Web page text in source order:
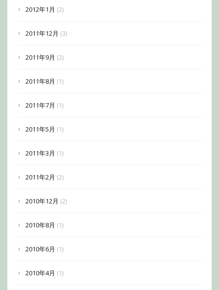
2012年1月 (2)
2011年12月 (3)
2011年9月 (2)
2011年8月 (1)
2011年7月 (1)
2011年5月 (1)
2011年3月 (1)
2011年2月 (2)
2010年12月 (2)
2010年8月 (1)
2010年6月 (1)
2010年4月 (1)